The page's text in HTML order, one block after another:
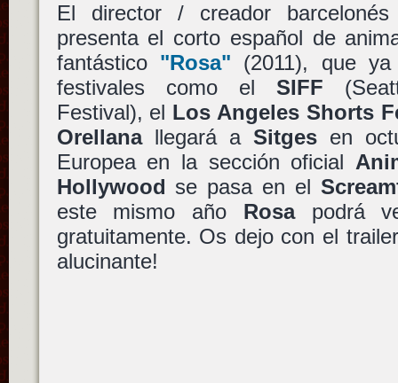
El director / creador
presenta el corto español de
fantástico "Rosa" (2011), que
festivales como el SIFF
Festival), el Los Angeles Shorts
Orellanallegará a Sitgesen
Europea en la sección oficial
Hollywood se pasa en el
este mismo año Rosapodrá
gratuitamente. Os dejo con el
alucinante!